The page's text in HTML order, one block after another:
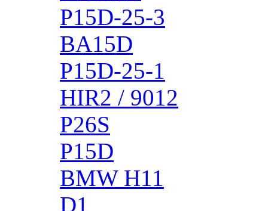
P15D-25-3
BA15D
P15D-25-1
HIR2 / 9012
P26S
P15D
BMW H11
D1